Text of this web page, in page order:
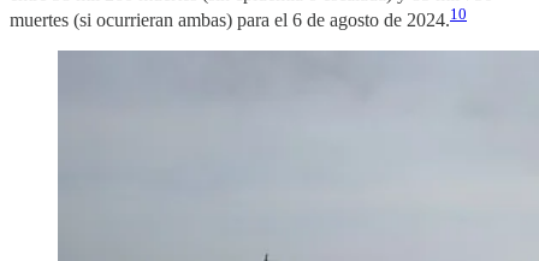
muertes (si ocurrieran ambas) para el 6 de agosto de 2024.10